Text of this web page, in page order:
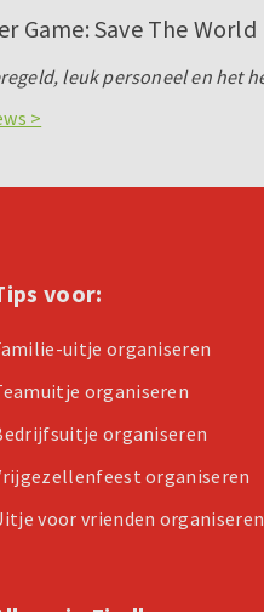
Game: Save The World
leuk personeel en het
>
voor:
uitje organiseren
organiseren
organiseren
organiseren
voor vrienden organiseren